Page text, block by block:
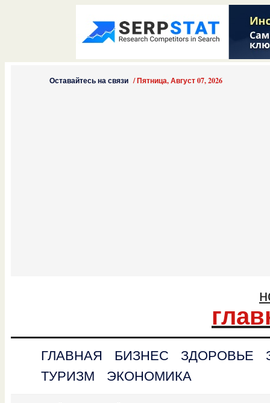
Оставайтесь на связи /Пятница, Август 07, 2026
ГЛАВНАЯ БИЗНЕС ЗДОРОВЬЕ
ТУРИЗМ
ЭКОНОМИКА